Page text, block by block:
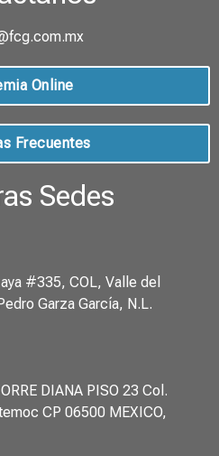
Online
Frecuentes
Sedes
#335, COL, Valle del
Garza García, N.L.
DIANA PISO 23 Col.
CP 06500 MEXICO,